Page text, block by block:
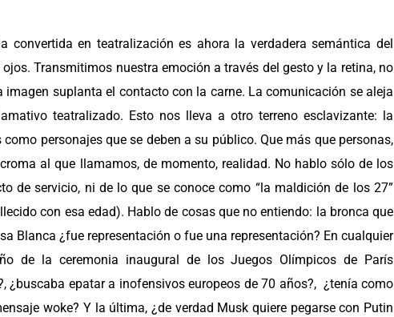
convertida en teatralización es ahora la verdadera semántica del
Transmitimos nuestra emoción a través del gesto y la retina, no
imagen suplanta el contacto con la carne. La comunicación se aleja
teatralizado. Esto nos lleva a otro terreno esclavizante: la
personajes que se deben a su público. Que más que personas,
al que llamamos, de momento, realidad. No hablo sólo de los
de servicio, ni de lo que se conoce como “la maldición de los 27”
con esa edad). Hablo de cosas que no entiendo: la bronca que
Blanca ¿fue representación o fue una representación? En cualquier
de la ceremonia inaugural de los Juegos Olímpicos de París
¿buscaba epatar a inofensivos europeos de 70 años?, ¿tenía como
woke? Y la última, ¿de verdad Musk quiere pegarse con Putin